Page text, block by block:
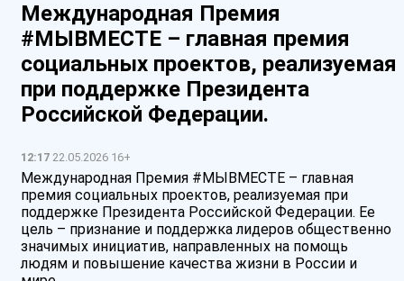
Международная Премия
#МЫВМЕСТЕ – главная премия
социальных проектов, реализуемая
при поддержке Президента
Российской Федерации.
12:17 22.05.2026 16+
Международная Премия #МЫВМЕСТЕ – главная
премия социальных проектов, реализуемая при
поддержке Президента Российской Федерации. Ее
цель – признание и поддержка лидеров общественно
значимых инициатив, направленных на помощь
людям и повышение качества жизни в России и